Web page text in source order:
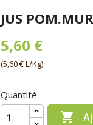
JUS
5,60 €
(5,60 € L/Kg)
Quantité
